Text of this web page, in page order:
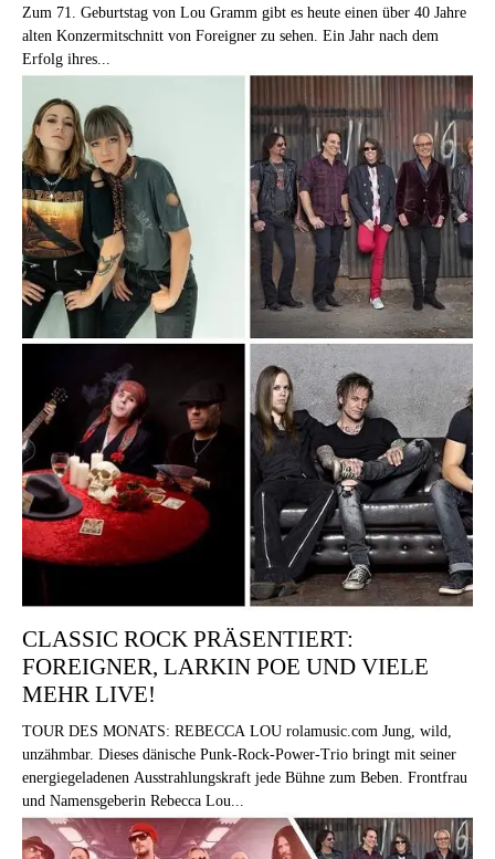
Zum 71. Geburtstag von Lou Gramm gibt es heute einen über 40 Jahre
alten Konzermitschnitt von Foreigner zu sehen. Ein Jahr nach dem
Erfolg ihres...
CLASSIC ROCK PRÄSENTIERT:
FOREIGNER, LARKIN POE UND VIELE
MEHR LIVE!
TOUR DES MONATS: REBECCA LOU rolamusic.com Jung, wild,
unzähmbar. Dieses dänische Punk-Rock-Power-Trio bringt mit seiner
energiegeladenen Ausstrahlungskraft jede Bühne zum Beben. Frontfrau
und Namensgeberin Rebecca Lou...